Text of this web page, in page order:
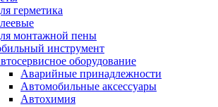
герметика
монтажной пены
инструмент
оборудование
Аварийные принадлежности
Автомобильные аксессуары
Автохимия